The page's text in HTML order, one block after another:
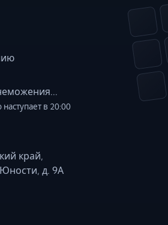
в 20:00
край,
д. 9А